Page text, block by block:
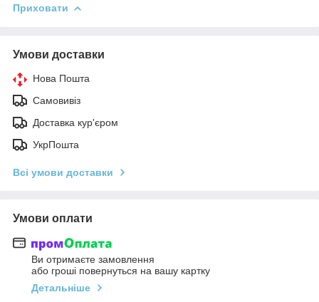
Приховати
Умови доставки
Нова Пошта
Самовивіз
Доставка кур'єром
УкрПошта
Всі умови доставки
Умови оплати
Ви отримаєте замовлення
або гроші повернуться на вашу картку
Детальніше